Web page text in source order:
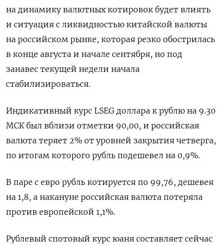
на динамику валютных котировок будет влиять
и ситуация с ликвидностью китайской валюты
на российском рынке, которая резко обострилась
в конце августа и начале сентября, но под
занавес текущей недели начала
стабилизироваться.
Индикативный курс LSEG доллара к рублю на 9.30
МСК был вблизи отметки 90,00, и российская
валюта теряет 2% от уровней закрытия четверга,
по итогам которого рубль подешевел на 0,9%.
В паре с евро рубль котируется по 99,76, дешевея
на 1,8, а накануне российская валюта потеряла
против европейской 1,1%.
Рублевый спотовый курс юаня составляет сейчас